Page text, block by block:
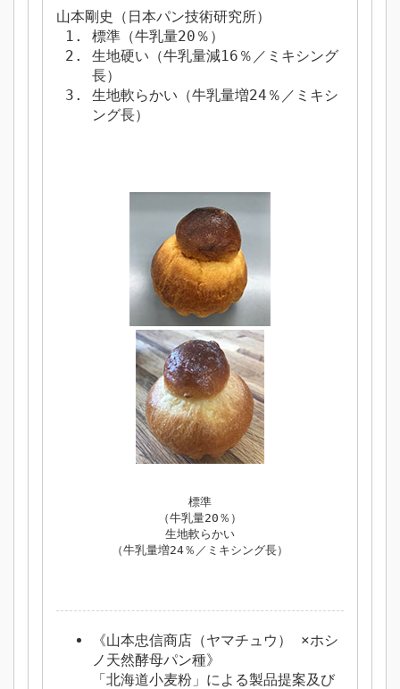
山本剛史（日本パン技術研究所）
標準（牛乳量20％）
生地硬い（牛乳量減16％／ミキシング
長）
生地軟らかい（牛乳量増24％／ミキシ
ング長）
標準
（牛乳量20％）
生地軟らかい
（牛乳量増24％／ミキシング長）
《山本忠信商店（ヤマチュウ） ×ホシ
ノ天然酵母パン種》
「北海道小麦粉」による製品提案及び